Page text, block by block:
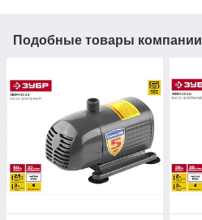
Подобные товары компании